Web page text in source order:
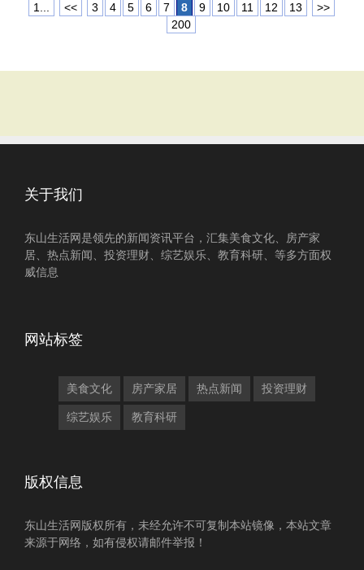
1... << 3 4 5 6 7 8 9 10 11 12 13
>>
200
关于我们
东山生活网是领先的新闻资讯平台，汇集美食文化、房产家
居、热点新闻、投资理财、综艺娱乐、教育科研、等多方面权
威信息
网站标签
美食文化 房产家居 热点新闻 投资理财
综艺娱乐 教育科研
版权信息
东山生活网版权所有，未经允许不可复制本站镜像，本站文章
来源于网络，如有侵权请邮件举报！